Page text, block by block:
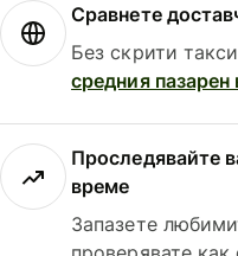
Сравнете
Без скрити
средния пазарен
Проследявайте
време
Запазете